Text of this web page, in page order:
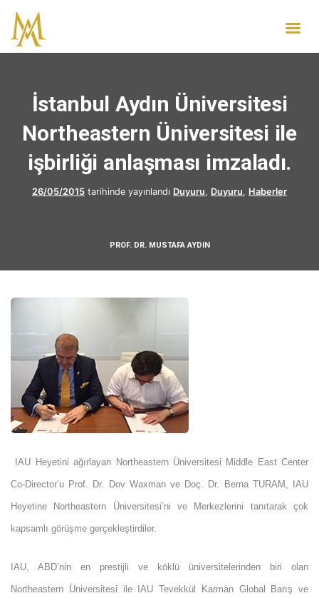
İstanbul Aydın Üniversitesi
Northeastern Üniversitesi ile
işbirliği anlaşması imzaladı.
26/05/2015 tarihinde yayınlandı Duyuru, Duyuru, Haberler
PROF. DR. MUSTAFA AYDIN
IAU Heyetini ağırlayan Northeastern Üniversitesi Middle East Center
Co-Director’u Prof. Dr. Dov Waxman ve Doç. Dr. Berna TURAM, IAU
Heyetine Northeastern Üniversitesi’ni ve Merkezlerini tanıtarak çok
kapsamlı görüşme gerçekleştirdiler.
IAU, ABD’nin en prestijli ve köklü üniversitelerinden biri olan
Northeastern Üniversitesi ile IAU Tevekkül Karman Global Barış ve